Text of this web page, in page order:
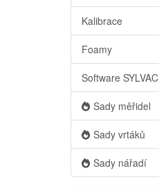
Kalibrace
Foamy
Software SYLVAC
Sady měřidel
Sady vrtáků
Sady nářadí